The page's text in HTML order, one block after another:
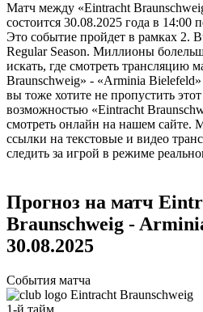
Матч между «Eintracht
состоится 30.08.2025 года в 14:00
Это событие пройдет в рамках 2.
Regular Season. Миллионы
искать, где смотреть трансляцию
Braunschweig» - «Arminia
вы тоже хотите не пропустить
возможностью «Eintracht
смотреть онлайн на нашем сайте.
ссылки на текстовые и видео
следить за игрой в режиме
Прогноз на матч
Braunschweig -
30.08.2025
События матча
Eintracht Braunschweig